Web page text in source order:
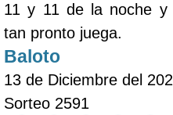
11 y 11 de la noche y
tan pronto juega.
Baloto
13 de Diciembre del
Sorteo 2591